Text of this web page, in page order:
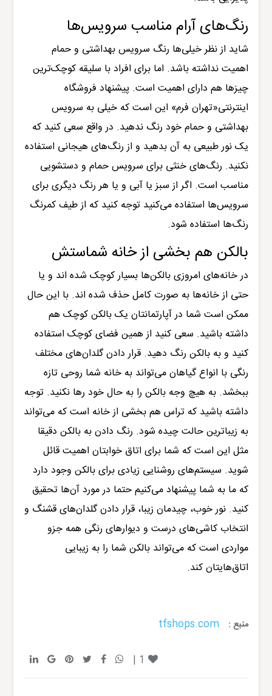
رنگ‌های آرام مناسب سرویس‌ها
شاید از نظر خیلی‌ها رنگ سرویس بهداشتی و حمام
اهمیت نداشته باشد. اما برای افراد با سلیقه کوچک‌ترین
چیزها هم دارای اهمیت است. پیشنهاد فروشگاه
اینترنتی«تهران فرم» این است که خیلی به سرویس
بهداشتی و حمام خود رنگ ندهید. در واقع سعی کنید که
یک نور طبیعی به آن بدهید و از رنگ‌های هیجانی استفاده
نکنید. رنگ‌های خنثی برای سرویس حمام و دستشویی
مناسب است. اگر از سبز یا آبی و یا هر رنگ دیگری برای
سرویس‌ها استفاده می‌کنید توجه کنید که از طیف کمرنگ
رنگ‌ها استفاده شود.
بالکن هم بخشی از خانه شماستش
در خانه‌های امروزی بالکن‌ها بسیار کوچک شده اند و یا
حتی از خانه‌ها به صورت کامل حذف شده اند. با این حال
ممکن است شما در آپارتمانتان یک بالکن کوچک هم
داشته باشید. سعی کنید از همین فضای کوچک استفاده
کنید و به بالکن رنگ دهید. قرار دادن گلدان‌های مختلف
رنگی با انواع گیا‌هان می‌تواند به خانه شما روحی تازه
ببخشد. به هیچ وجه بالکن را به حال خود رها نکنید. توجه
داشته باشید که تراس هم بخشی از خانه است که می‌تواند
به زیباترین حالت چیده شود. رنگ دادن به بالکن دقیقا
مثل این است که شما برای اتاق خوابتان اهمیت قائل
شوید. سیستم‌های روشنایی زیادی برای بالکن وجود دارد
که ما به شما پیشنهاد می‌کنیم حتما در مورد آن‌ها تحقیق
کنید. نور خوب، چیدمان زیبا، قرار دادن گلدان‌های قشنگ و
انتخاب کاشی‌های درست و دیوارهای رنگی همه جزو
مواردی است که می‌تواند بالکن شما را به زیبایی
اتاق‌هایتان کند.
منبع : tfshops.com
1
|